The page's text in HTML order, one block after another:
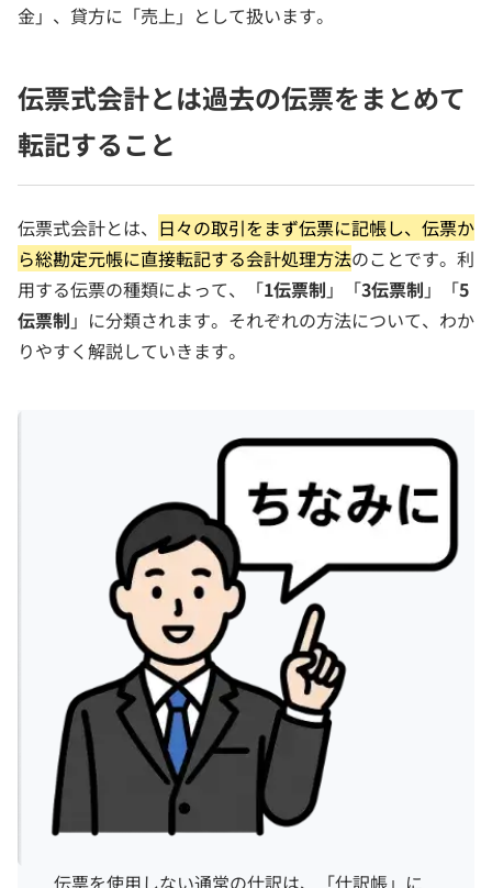
金」、貸方に「売上」として扱います。
伝票式会計とは過去の伝票をまとめて
転記すること
伝票式会計とは、 日々の取引をまず伝票に記帳し、伝票か
ら総勘定元帳に直接転記する会計処理方法のことです。利
用する伝票の種類によって、「1伝票制 」「3伝票制 」「5
伝票制 」に分類されます。それぞれの方法について、わか
りやすく解説していきます。